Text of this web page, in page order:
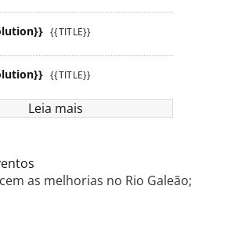
{{TITLE}}
{{TITLE}}
Leia mais
as melhorias no Rio Galeão;